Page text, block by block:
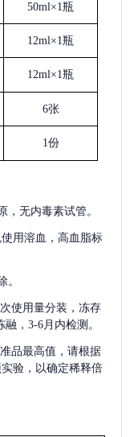
50ml×1瓶
12ml×1瓶
12ml×1瓶
6张
1份
，无内毒素试管。
用溶血，高血脂标
。
使用量分装，冻存
，3-6月内检测。
品最高值，请根据
验，以确定稀释倍